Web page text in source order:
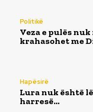
Politikë
Veza e pulës
krahasohet me
Hapësirë
Lura nuk është
harresë…